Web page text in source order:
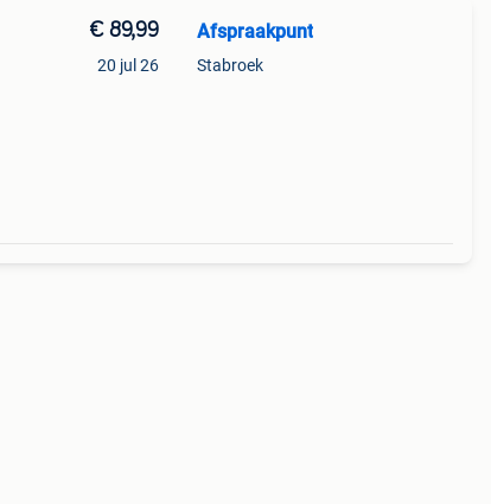
€ 89,99
20 jul 26
Afspraakpunt
Stabroek